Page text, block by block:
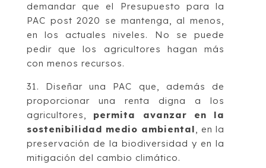
demandar que el Presupuesto para la
PAC post 2020 se mantenga, al menos,
en los actuales niveles. No se puede
pedir que los agricultores hagan más
con menos recursos.
31. Diseñar una PAC que, además de
proporcionar una renta digna a los
agricultores, permita avanzar en la
sostenibilidad medio ambiental, en la
preservación de la biodiversidad y en la
mitigación del cambio climático.